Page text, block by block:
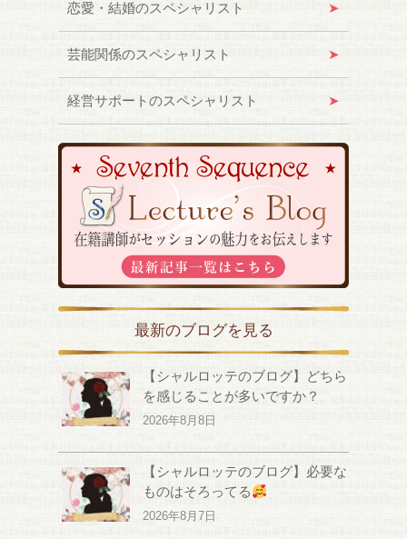
恋愛・結婚のスペシャリスト
芸能関係のスペシャリスト
経営サポートのスペシャリスト
最新のブログを見る
【シャルロッテのブログ】どちら
を感じることが多いですか？
2026年8月8日
【シャルロッテのブログ】必要な
ものはそろってる
2026年8月7日